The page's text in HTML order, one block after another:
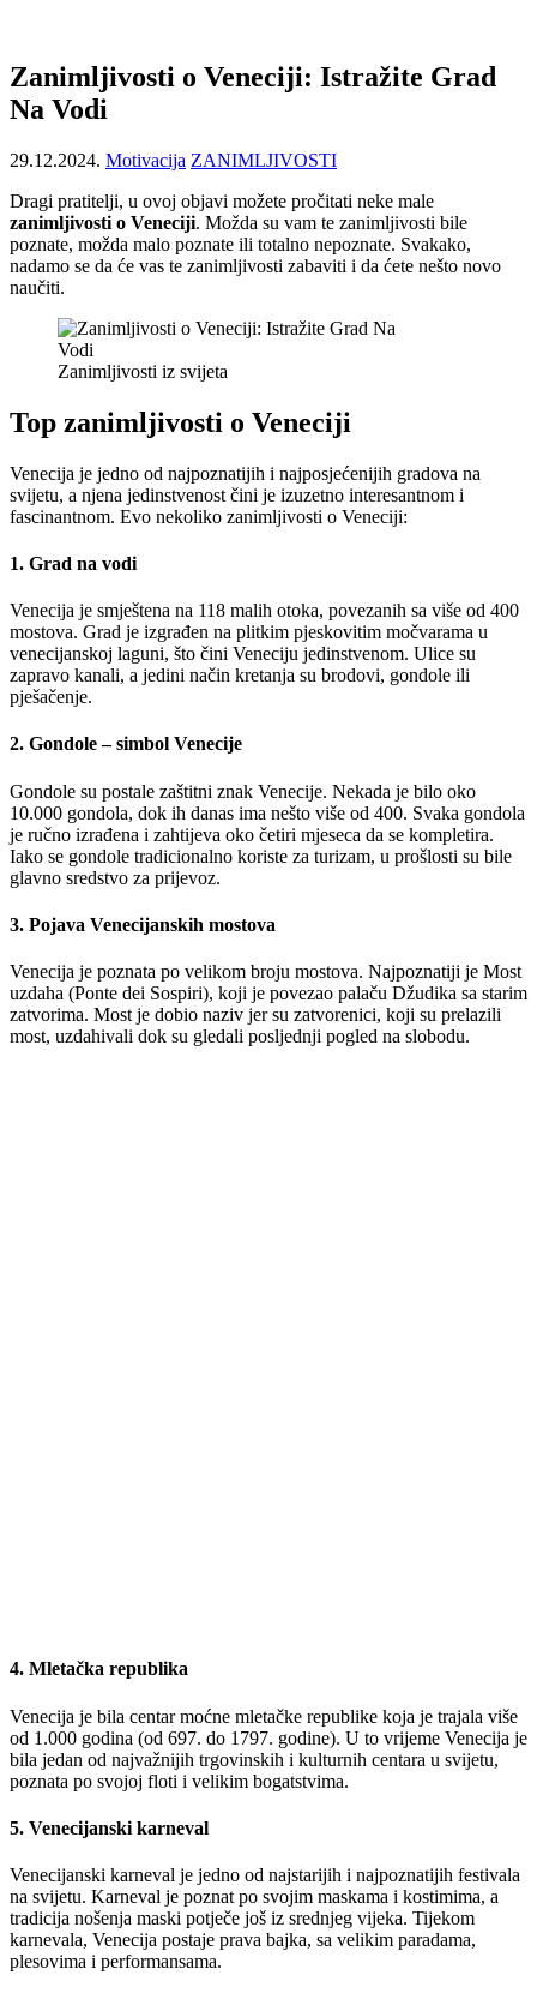
Zanimljivosti o Veneciji: Istražite Grad
Na Vodi
29.12.2024. Motivacija ZANIMLJIVOSTI
Dragi pratitelji, u ovoj objavi možete pročitati neke male
zanimljivosti o Veneciji. Možda su vam te zanimljivosti bile
poznate, možda malo poznate ili totalno nepoznate. Svakako,
nadamo se da će vas te zanimljivosti zabaviti i da ćete nešto novo
naučiti.
Zanimljivosti iz svijeta
Top zanimljivosti o Veneciji
Venecija je jedno od najpoznatijih i najposjećenijih gradova na
svijetu, a njena jedinstvenost čini je izuzetno interesantnom i
fascinantnom. Evo nekoliko zanimljivosti o Veneciji:
1. Grad na vodi
Venecija je smještena na 118 malih otoka, povezanih sa više od 400
mostova. Grad je izgrađen na plitkim pjeskovitim močvarama u
venecijanskoj laguni, što čini Veneciju jedinstvenom. Ulice su
zapravo kanali, a jedini način kretanja su brodovi, gondole ili
pješačenje.
2. Gondole – simbol Venecije
Gondole su postale zaštitni znak Venecije. Nekada je bilo oko
10.000 gondola, dok ih danas ima nešto više od 400. Svaka gondola
je ručno izrađena i zahtijeva oko četiri mjeseca da se kompletira.
Iako se gondole tradicionalno koriste za turizam, u prošlosti su bile
glavno sredstvo za prijevoz.
3. Pojava Venecijanskih mostova
Venecija je poznata po velikom broju mostova. Najpoznatiji je Most
uzdaha (Ponte dei Sospiri), koji je povezao palaču Džudika sa starim
zatvorima. Most je dobio naziv jer su zatvorenici, koji su prelazili
most, uzdahivali dok su gledali posljednji pogled na slobodu.
4. Mletačka republika
Venecija je bila centar moćne mletačke republike koja je trajala više
od 1.000 godina (od 697. do 1797. godine). U to vrijeme Venecija je
bila jedan od najvažnijih trgovinskih i kulturnih centara u svijetu,
poznata po svojoj floti i velikim bogatstvima.
5. Venecijanski karneval
Venecijanski karneval je jedno od najstarijih i najpoznatijih festivala
na svijetu. Karneval je poznat po svojim maskama i kostimima, a
tradicija nošenja maski potječe još iz srednjeg vijeka. Tijekom
karnevala, Venecija postaje prava bajka, sa velikim paradama,
plesovima i performansama.